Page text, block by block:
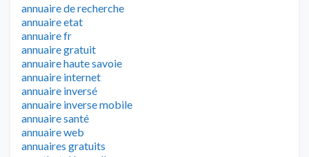
annuaire de recherche
annuaire etat
annuaire fr
annuaire gratuit
annuaire haute savoie
annuaire internet
annuaire inversé
annuaire inverse mobile
annuaire santé
annuaire web
annuaires gratuits